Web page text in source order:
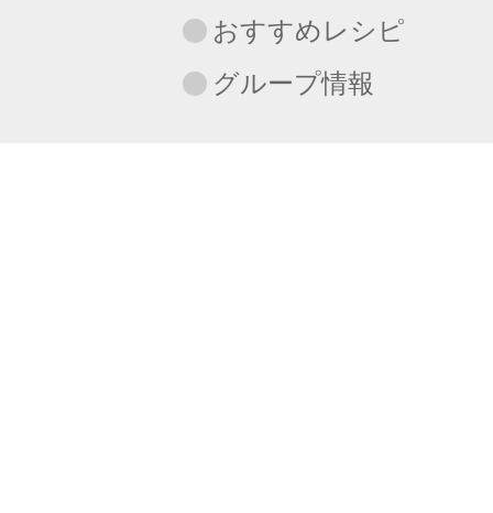
おすすめレシピ
グループ情報